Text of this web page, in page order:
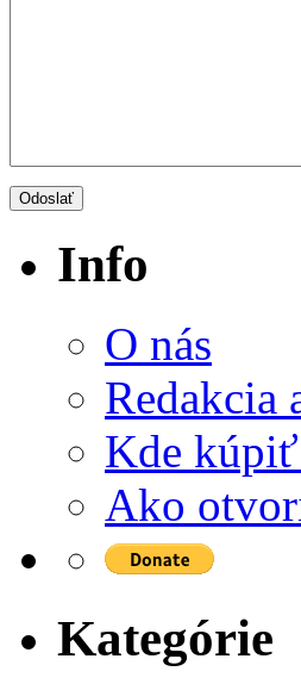
Info
O nás
Redakcia
Kde
Ako
Kategórie